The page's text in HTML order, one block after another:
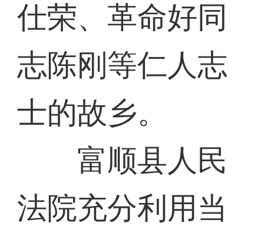
仕荣、革命好同
志陈刚等仁人志
士的故乡。
富顺县人民
法院充分利用当